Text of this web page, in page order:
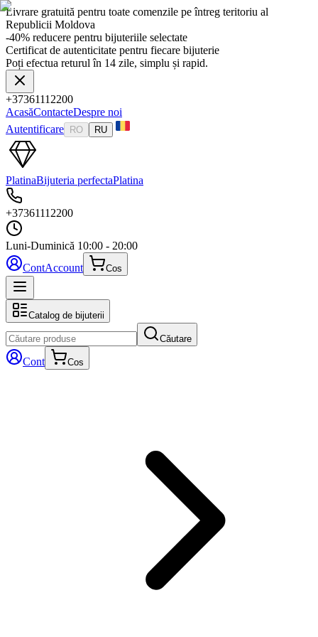
Livrare gratuită pentru toate comenzile pe întreg teritoriu al
Republicii Moldova
-40% reducere pentru bijuteriile selectate
Certificat de autenticitate pentru fiecare bijuterie
Poți efectua returul în 14 zile, simplu și rapid.
+37361112200
AcasăContacteDespre noi
Autentificare
RO RU
PlatinaBijuteria perfectaPlatina
+37361112200
Luni-Duminică 10:00 - 20:00
ContAccount Cos
Catalog de bijuterii
Căutare
Cont Cos